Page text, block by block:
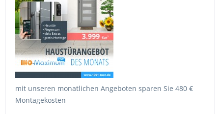
mit unseren monatlichen Angeboten sparen Sie 480 €
Montagekosten